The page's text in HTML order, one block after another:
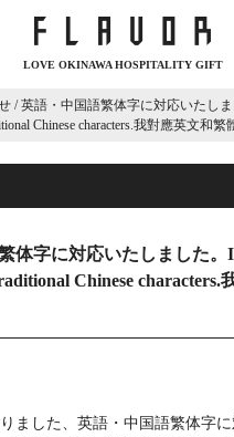
LOVE OKINAWA HOSPITALITY GIFT
/英語・中国語繁体字に対応いたしま
Chinese characters.我對應英文和繁
体字に対応いたしました。
Chinese characters.
ました、英語・中国語繁体字